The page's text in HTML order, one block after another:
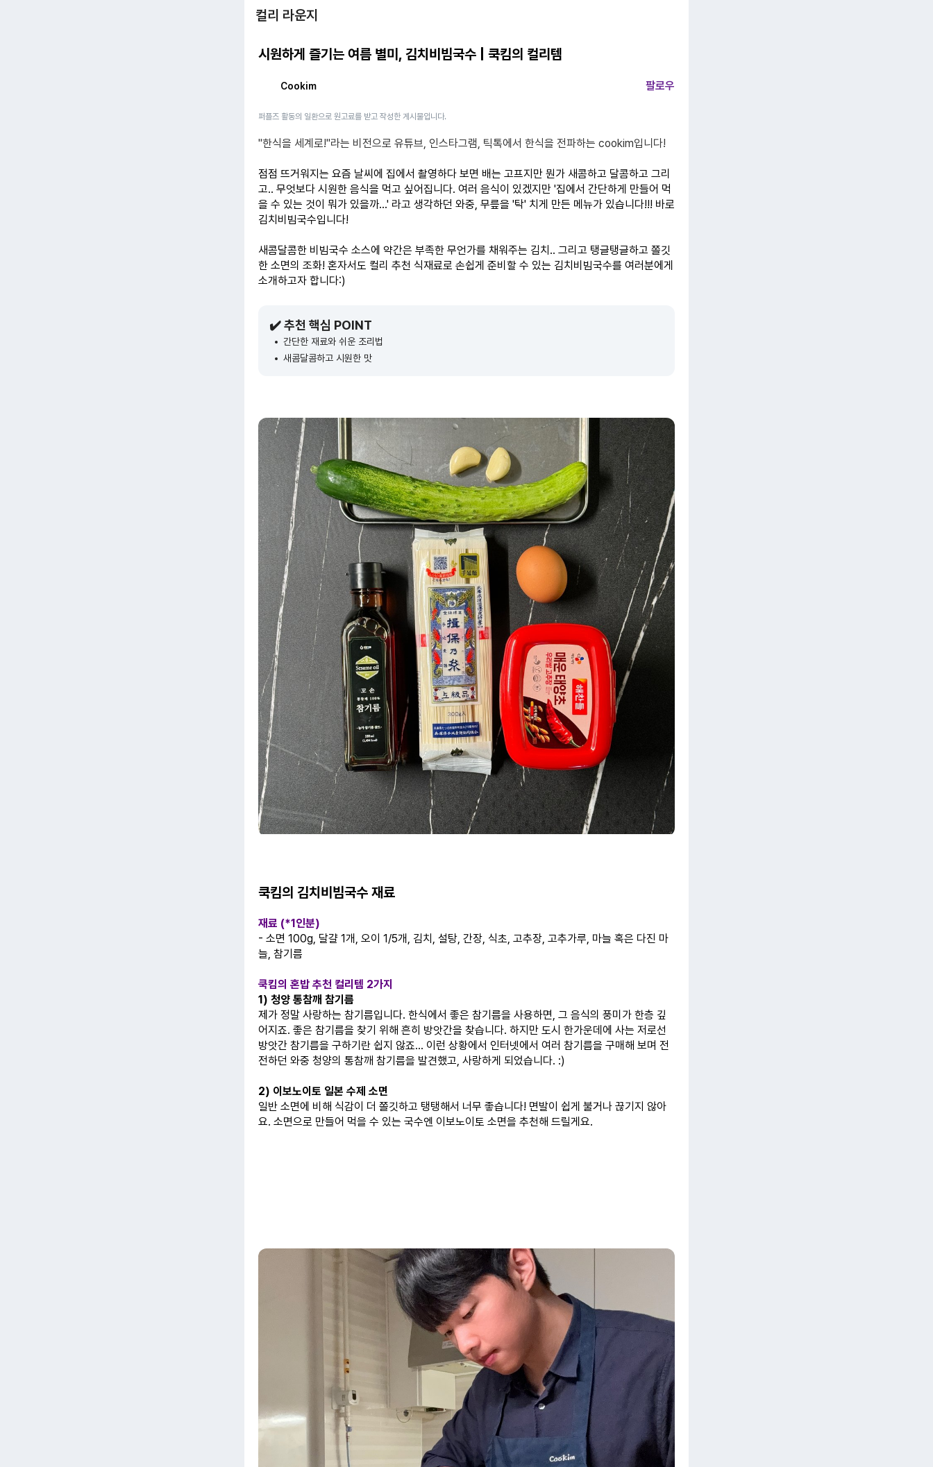
컬리 라운지
시원하게 즐기는 여름 별미, 김치비빔국수 | 쿡킴의 컬리템
Cookim 팔로우
퍼플즈 활동의 일환으로 원고료를 받고 작성한 게시물입니다.
"한식을 세계로!"라는 비전으로 유튜브, 인스타그램, 틱톡에서 한식을 전파하는 cookim입니다!
점점 뜨거워지는 요즘 날씨에 집에서 촬영하다 보면 배는 고프지만 뭔가 새콤하고 달콤하고 그리
고.. 무엇보다 시원한 음식을 먹고 싶어집니다. 여러 음식이 있겠지만 '집에서 간단하게 만들어 먹
을 수 있는 것이 뭐가 있을까...' 라고 생각하던 와중, 무릎을 '탁' 치게 만든 메뉴가 있습니다!!! 바로
김치비빔국수입니다!
새콤달콤한 비빔국수 소스에 약간은 부족한 무언가를 채워주는 김치.. 그리고 탱글탱글하고 쫄깃
한 소면의 조화! 혼자서도 컬리 추천 식재료로 손쉽게 준비할 수 있는 김치비빔국수를 여러분에게
소개하고자 합니다:)
✔️ 추천 핵심 POINT
간단한 재료와 쉬운 조리법
새콤달콤하고 시원한 맛
쿡킴의 김치비빔국수 재료
재료 (*1인분)
- 소면 100g, 달걀 1개, 오이 1/5개, 김치, 설탕, 간장, 식초, 고추장, 고추가루, 마늘 혹은 다진 마
늘, 참기름
쿡킴의 혼밥 추천 컬리템 2가지
1) 청양 통참깨 참기름
제가 정말 사랑하는 참기름입니다. 한식에서 좋은 참기름을 사용하면, 그 음식의 풍미가 한층 깊
어지죠. 좋은 참기름을 찾기 위해 흔히 방앗간을 찾습니다. 하지만 도시 한가운데에 사는 저로선
방앗간 참기름을 구하기란 쉽지 않죠... 이런 상황에서 인터넷에서 여러 참기름을 구매해 보며 전
전하던 와중 청양의 통참깨 참기름을 발견했고, 사랑하게 되었습니다. :)
2) 이보노이토 일본 수제 소면
일반 소면에 비해 식감이 더 쫄깃하고 탱탱해서 너무 좋습니다! 면발이 쉽게 불거나 끊기지 않아
요. 소면으로 만들어 먹을 수 있는 국수엔 이보노이토 소면을 추천해 드릴게요.